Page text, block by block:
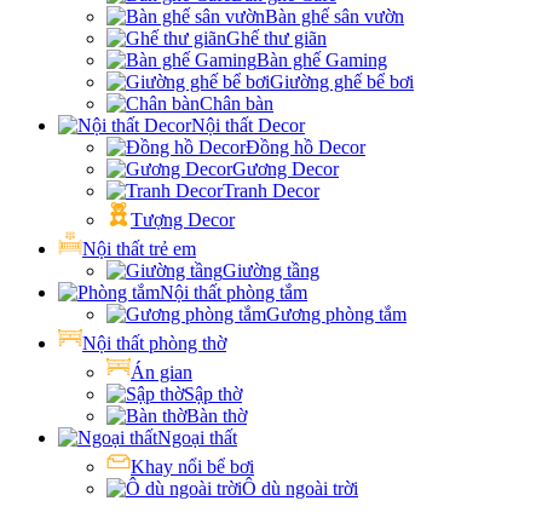
Bàn ghế sân vườn
Ghế thư giãn
Bàn ghế Gaming
Giường ghế bể bơi
Chân bàn
Nội thất Decor
Đồng hồ Decor
Gương Decor
Tranh Decor
Tượng Decor
Nội thất trẻ em
Giường tầng
Nội thất phòng tắm
Gương phòng tắm
Nội thất phòng thờ
Án gian
Sập thờ
Bàn thờ
Ngoại thất
Khay nổi bể bơi
Ô dù ngoài trời